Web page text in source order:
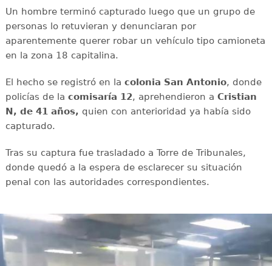
Un hombre terminó capturado luego que un grupo de
personas lo retuvieran y denunciaran por
aparentemente querer robar un vehículo tipo camioneta
en la zona 18 capitalina.
El hecho se registró en la colonia San Antonio, donde
policías de la comisaría 12, aprehendieron a Cristian
N, de 41 años, quien con anterioridad ya había sido
capturado.
Tras su captura fue trasladado a Torre de Tribunales,
donde quedó a la espera de esclarecer su situación
penal con las autoridades correspondientes.